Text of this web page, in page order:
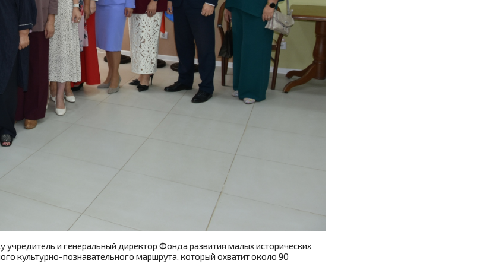
и генеральный директор Фонда развития малых исторических
культурно-познавательного маршрута, который охватит около 90